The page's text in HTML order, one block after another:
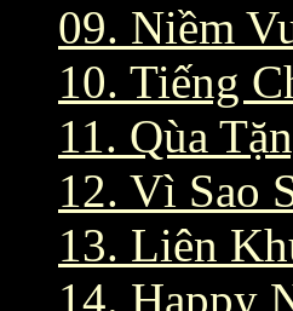
09. Niềm
10. Tiếng
11. Qùa
12. Vì Sao
13. Liên
14. Happy